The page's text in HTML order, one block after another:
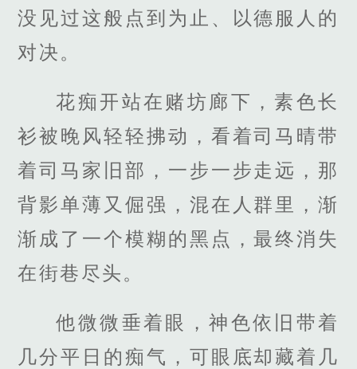
没见过这般点到为止、以德服人的
对决。
花痴开站在赌坊廊下，素色长
衫被晚风轻轻拂动，看着司马晴带
着司马家旧部，一步一步走远，那
背影单薄又倔强，混在人群里，渐
渐成了一个模糊的黑点，最终消失
在街巷尽头。
他微微垂着眼，神色依旧带着
几分平日的痴气，可眼底却藏着几